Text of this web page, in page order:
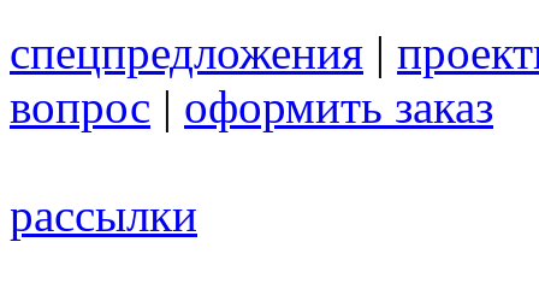
спецпредложения |
вопрос | оформить заказ
рассылки